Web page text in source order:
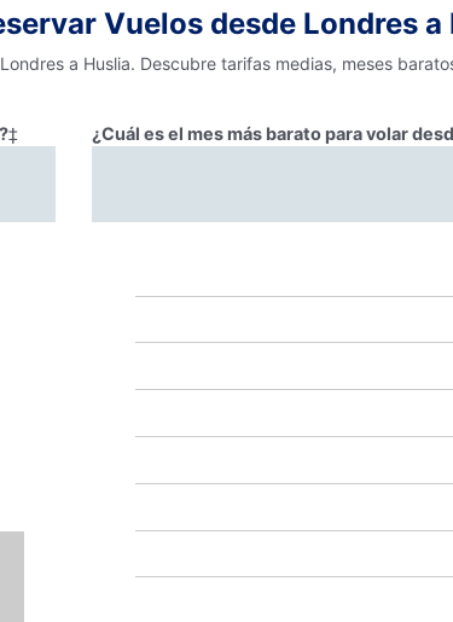
Vuelos desde Londres a
a Huslia. Descubre tarifas medias, meses
‡ ¿Cuál es el mes más barato para volar